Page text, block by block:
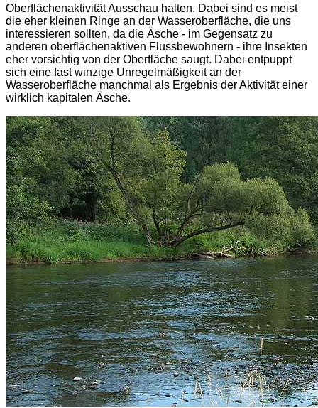
Oberflächenaktivität Ausschau halten. Dabei sind es meist
die eher kleinen Ringe an der Wasseroberfläche, die uns
interessieren sollten, da die Äsche - im Gegensatz zu
anderen oberflächenaktiven Flussbewohnern - ihre Insekten
eher vorsichtig von der Oberfläche saugt. Dabei entpuppt
sich eine fast winzige Unregelmäßigkeit an der
Wasseroberfläche manchmal als Ergebnis der Aktivität einer
wirklich kapitalen Äsche.